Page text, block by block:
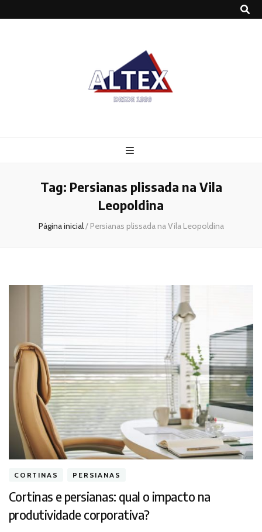
Tag: Persianas plissada na Vila
Leopoldina
Página inicial/ Persianas plissada na Vila Leopoldina
CORTINAS PERSIANAS
Cortinas e persianas: qual o impacto na
produtividade corporativa?